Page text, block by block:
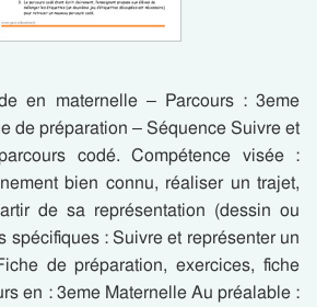
en maternelle – Parcours : 3eme
de préparation – Séquence Suivre et
codé. Compétence visée :
bien connu, réaliser un trajet,
de sa représentation (dessin ou
spécifiques : Suivre et représenter un
de préparation, exercices, fiche
en : 3eme Maternelle Au préalable :